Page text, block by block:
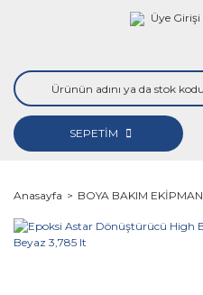
Üye Girişi
SEPETİM
Anasayfa BOYA BAKIM EKİPMAN